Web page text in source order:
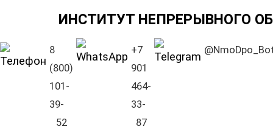
ИНСТИТУТ НЕПРЕРЫВНОГО
8
(800)
101-
39-
52
+7
901
464-
33-
87